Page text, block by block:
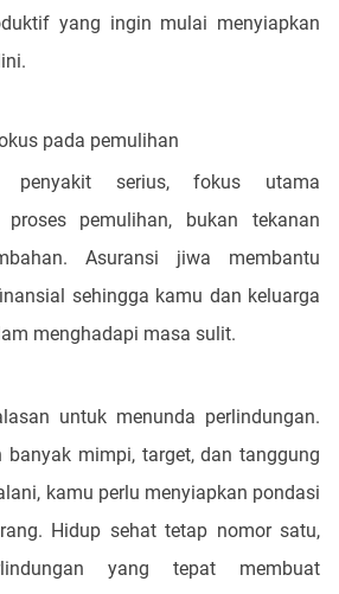
yang ingin mulai menyiapkan
pada pemulihan
penyakit serius, fokus utama
pemulihan, bukan tekanan
Asuransi jiwa membantu
sehingga kamu dan keluarga
menghadapi masa sulit.
untuk menunda perlindungan.
banyak mimpi, target, dan tanggung
kamu perlu menyiapkan pondasi
Hidup sehat tetap nomor satu,
yang tepat membuat